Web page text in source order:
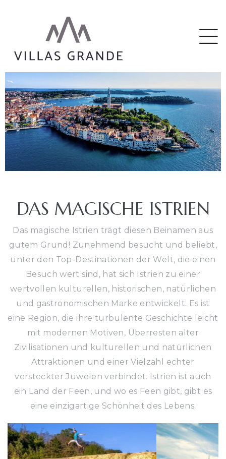
DAS MAGISCHE ISTRIEN
Das magische Istrien trägt diesen Beinamen aus
gutem Grund! Zunehmend besucht und beliebt,
unter den Top-Destinationen der Welt, die einen
Besuch wert sind, hat sich Istrien zu einer
wertvollen kulturellen, historischen, natürlichen
und gastronomischen Marke entwickelt. Es ist
eine Region, die ihre turbulente Geschichte leicht
mit modernen Motiven, Überresten alter
Zivilisationen und kulturellen und natürlichen
Attraktionen und einer Vielzahl echter
versteckter Juwelen verbindet. Istrien ist auch
ein Land der Feen, und wo es Feen gibt, gibt es
eine einzigartige Schönheit des Lebens.